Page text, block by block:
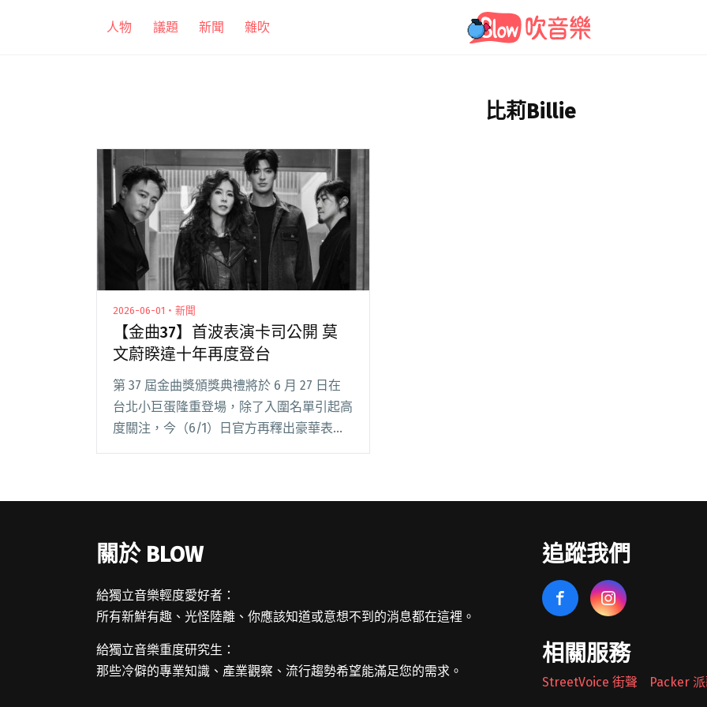
人物 議題 新聞 雜吹
比莉Billie
2026-06-01・新聞
【金曲37】首波表演卡司公開 莫
文蔚睽違十年再度登台
第 37 屆金曲獎頒獎典禮將於 6 月 27 日在
台北小巨蛋隆重登場，除了入圍名單引起高
度關注，今（6/1）日官方再釋出豪華表演
卡司：莫文蔚Karen Mok ＆ The
關於 BLOW
給獨立音樂輕度愛好者：
所有新鮮有趣、光怪陸離、你應該知道或意想不到的消息都在這裡。
給獨立音樂重度研究生：
那些冷僻的專業知識、產業觀察、流行趨勢希望能滿足您的需求。
追蹤我們
相關服務
StreetVoice 街聲 Packer